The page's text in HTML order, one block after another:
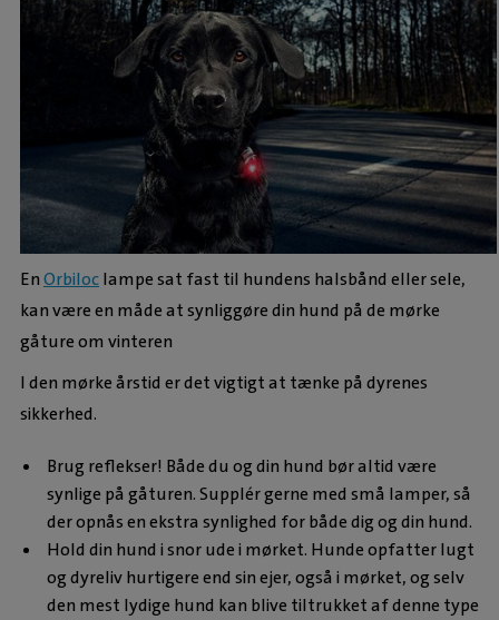
EnOrbiloclampe sat fast til hundens halsbånd eller sele,
kan være en måde at synliggøre din hund på de mørke
gåture om vinteren
I den mørke årstid er det vigtigt at tænke på dyrenes
sikkerhed.
Brug reflekser! Både du og din hund bør altid være
synlige på gåturen. Supplér gerne med små lamper, så
der opnås en ekstra synlighed for både dig og din hund.
Hold din hund i snor ude i mørket. Hunde opfatter lugt
og dyreliv hurtigere end sin ejer, også i mørket, og selv
den mest lydige hund kan blive tiltrukket af denne type